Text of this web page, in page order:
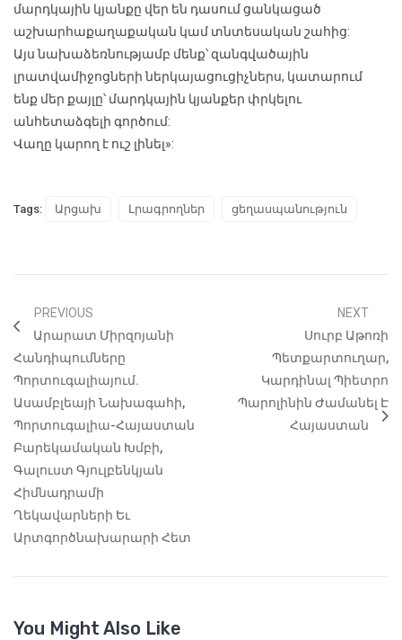
մարդկային կյանքը վեր են դասում ցանկացած
աշխարհաքաղաքական կամ տնտեսական շահից:
Այս նախաձեռնությամբ մենք՝ զանգվածային
լրատվամիջոցների ներկայացուցիչներս, կատարում
ենք մեր քայլը՝ մարդկային կյանքեր փրկելու
անհետաձգելի գործում:
Վաղը կարող է ուշ լինել»:
Tags: Արցախ Լրագրողներ ցեղասպանություն
PREVIOUS
Արարատ Միրզոյանի
Հանդիպումները
Պորտուգալիայում.
Ասամբլեայի Նախագահի,
Պորտուգալիա-Հայաստան
Բարեկամական Խմբի,
Գալուստ Գյուլբենկյան
Հիմնադրամի
Ղեկավարների Եւ
Արտգործնախարարի Հետ
NEXT
Սուրբ Աթոռի
Պետքարտուղար,
Կարդինալ Պիետրո
Պարոլինին Ժամանել Է
Հայաստան
You Might Also Like